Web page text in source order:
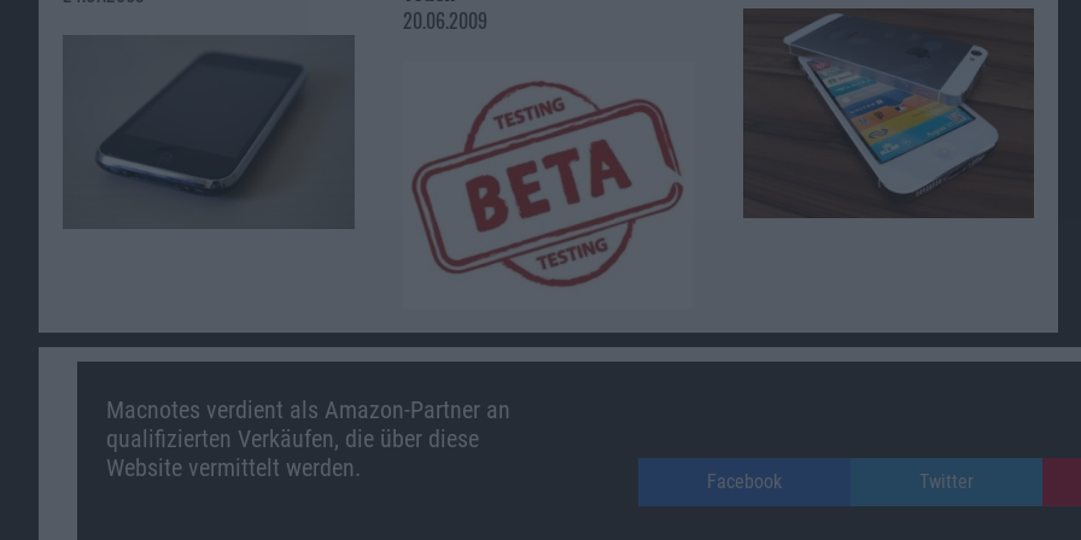
20.06.2009
Macnotes verdient als Amazon-Partner an
qualifizierten Verkäufen, die über diese
Website vermittelt werden.
Facebook Twitter